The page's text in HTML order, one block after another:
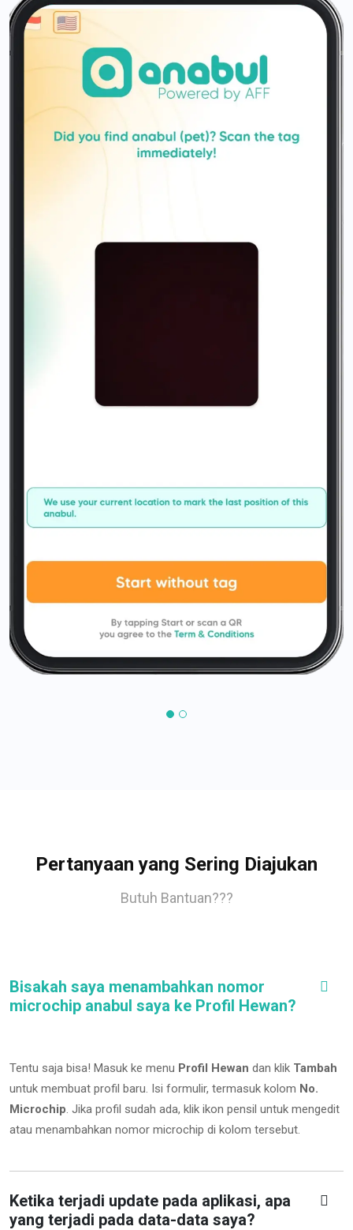
Pertanyaan yang Sering Diajukan
Butuh Bantuan???
Bisakah saya menambahkan nomor
microchip anabul saya ke Profil Hewan?
Tentu saja bisa! Masuk ke menu Profil Hewan dan klik Tambah
untuk membuat profil baru. Isi formulir, termasuk kolom No.
Microchip. Jika profil sudah ada, klik ikon pensil untuk mengedit
atau menambahkan nomor microchip di kolom tersebut.
Ketika terjadi update pada aplikasi, apa
yang terjadi pada data-data saya?